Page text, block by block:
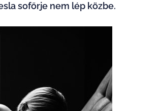
sofőrje nem lép közbe.